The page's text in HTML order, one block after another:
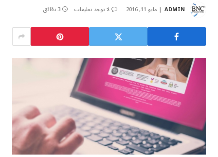
ADMIN مايو 11, 2016 لا توجد تعليقات 3 دقائق